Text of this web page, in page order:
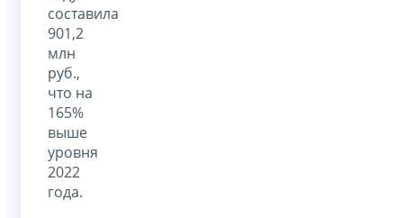
составила
901,2
млн
руб.,
что на
165%
выше
уровня
2022
года.